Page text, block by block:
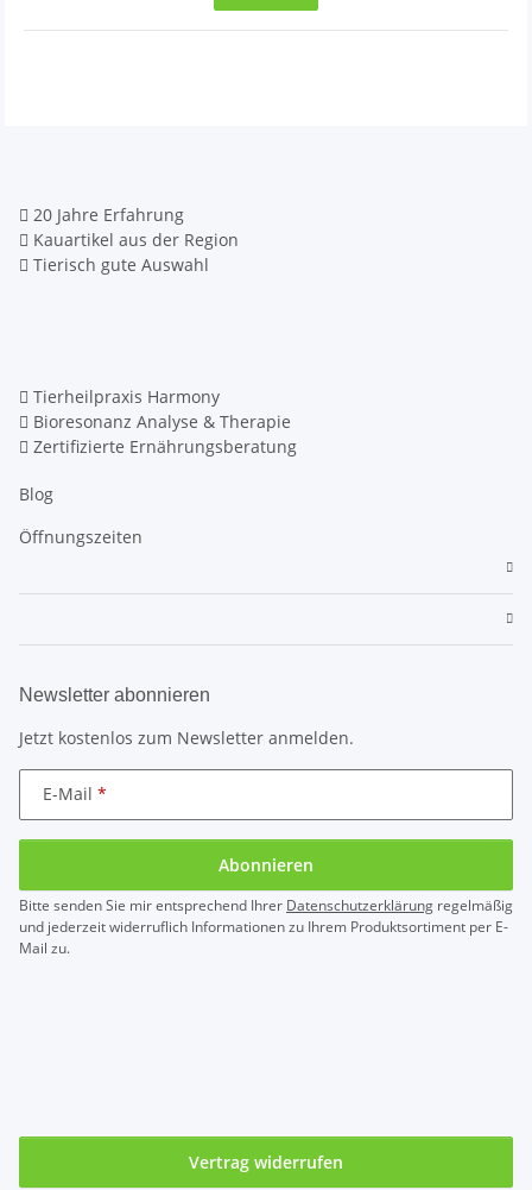
20 Jahre Erfahrung
Kauartikel aus der Region
Tierisch gute Auswahl
Tierheilpraxis Harmony
Bioresonanz Analyse & Therapie
Zertifizierte Ernährungsberatung
Blog
Öffnungszeiten
Newsletter abonnieren
Jetzt kostenlos zum Newsletter anmelden.
E-Mail
Abonnieren
Bitte senden Sie mir entsprechend Ihrer Datenschutzerklärung regelmäßig
und jederzeit widerruflich Informationen zu Ihrem Produktsortiment per E-
Mail zu.
Vertrag widerrufen